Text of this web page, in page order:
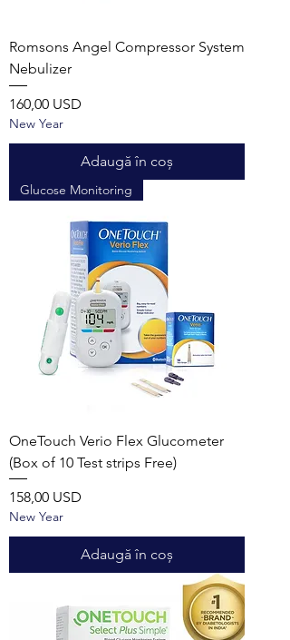
Romsons Angel Compressor System
Nebulizer
Preț
160,00 USD
New Year
Adaugă în coș
Glucose Monitoring
OneTouch Verio Flex Glucometer
(Box of 10 Test strips Free)
Preț
158,00 USD
New Year
Adaugă în coș